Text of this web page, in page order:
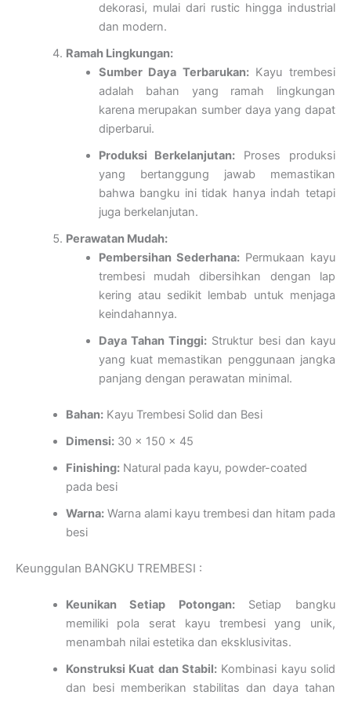
dekorasi, mulai dari rustic hingga industrial
dan modern.
Ramah Lingkungan:
Sumber Daya Terbarukan:Kayu trembesi
adalah bahan yang ramah lingkungan
karena merupakan sumber daya yang dapat
diperbarui.
Produksi Berkelanjutan: Proses produksi
yang bertanggung jawab memastikan
bahwa bangku ini tidak hanya indah tetapi
juga berkelanjutan.
Perawatan Mudah:
Pembersihan Sederhana:Permukaan kayu
trembesi mudah dibersihkan dengan lap
kering atau sedikit lembab untuk menjaga
keindahannya.
Daya Tahan Tinggi: Struktur besi dan kayu
yang kuat memastikan penggunaan jangka
panjang dengan perawatan minimal.
Bahan:Kayu Trembesi Solid dan Besi
Dimensi:30 x 150 x 45
Finishing:Natural pada kayu, powder-coated
pada besi
Warna:Warna alami kayu trembesi dan hitam pada
besi
Keunggulan BANGKU TREMBESI :
Keunikan Setiap Potongan:Setiap bangku
memiliki pola serat kayu trembesi yang unik,
menambah nilai estetika dan eksklusivitas.
Konstruksi Kuat dan Stabil:Kombinasi kayu solid
dan besi memberikan stabilitas dan daya tahan